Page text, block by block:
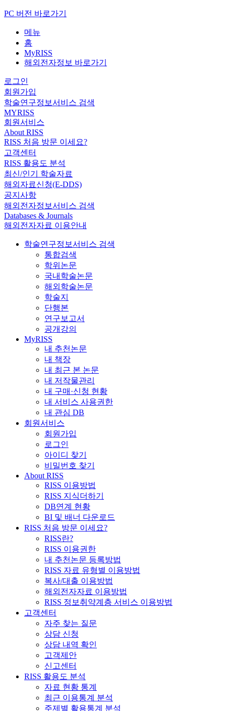
PC 버전 바로가기
메뉴
홈
MyRISS
해외전자정보 바로가기
로그인
회원가입
학술연구정보서비스 검색
MYRISS
회원서비스
About RISS
RISS 처음 방문 이세요?
고객센터
RISS 활용도 분석
최신/인기 학술자료
해외자료신청(E-DDS)
공지사항
해외전자정보서비스 검색
Databases & Journals
해외전자자료 이용안내
학술연구정보서비스 검색
통합검색
학위논문
국내학술논문
해외학술논문
학술지
단행본
연구보고서
공개강의
MyRISS
내 추천논문
내 책장
내 최근 본 논문
내 저작물관리
내 구매·신청 현황
내 서비스 사용권한
내 관심 DB
회원서비스
회원가입
로그인
아이디 찾기
비밀번호 찾기
About RISS
RISS 이용방법
RISS 지식더하기
DB연계 현황
BI 및 배너 다운로드
RISS 처음 방문 이세요?
RISS란?
RISS 이용권한
내 추천논문 등록방법
RISS 자료 유형별 이용방법
복사/대출 이용방법
해외전자자료 이용방법
RISS 정보취약계층 서비스 이용방법
고객센터
자주 찾는 질문
상담 신청
상담 내역 확인
고객제안
신고센터
RISS 활용도 분석
자료 현황 통계
최근 이용통계 분석
주제별 활용통계 분석